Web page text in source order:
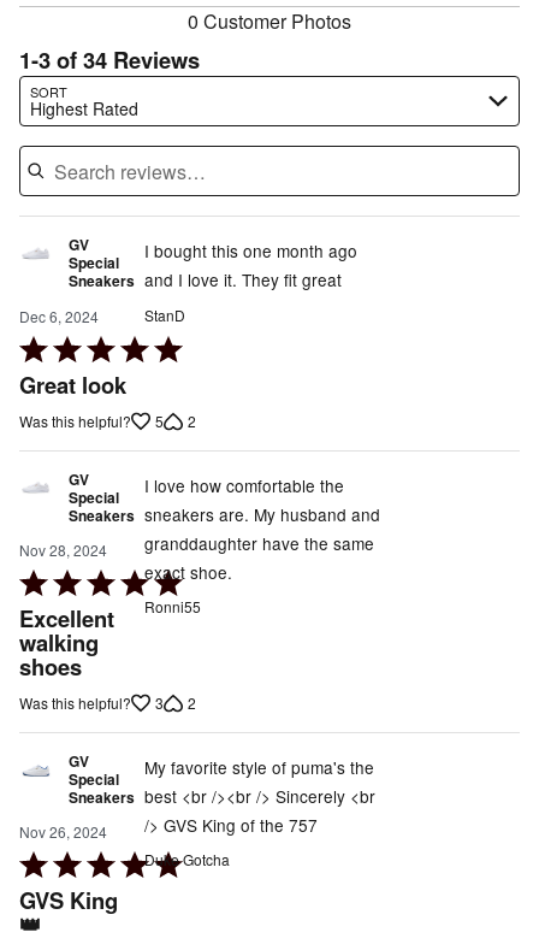
0 Customer Photos
1-3 of 34 Reviews
SORT
Highest Rated
Search reviews…
GV
Special
Sneakers
Dec 6, 2024
Rated
5
of
Great look
I bought this one month ago
and I love it. They fit great
StanD
Was this helpful? 5 2
GV
Special
Sneakers
Nov 28, 2024
Rated
5
out
of
5
Excellent
walking
shoes
I love how comfortable the
sneakers are. My husband and
granddaughter have the same
exact shoe.
Ronni55
Was this helpful? 3 2
GV
Special
Sneakers
Nov 26, 2024
Rated
5
out
GVS King
👑
My favorite style of puma's the
best <br /><br /> Sincerely <br
/> GVS King of the 757
Duke Gotcha